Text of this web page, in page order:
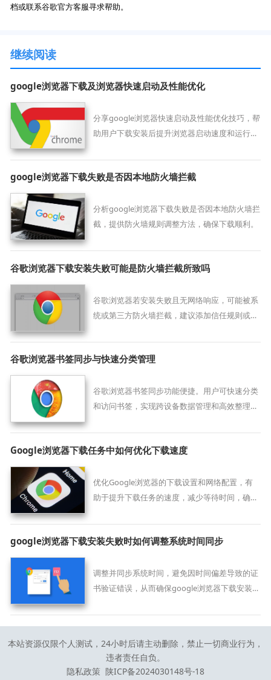
档或联系谷歌官方客服寻求帮助。
继续阅读
google浏览器下载及浏览器快速启动及性能优化
分享google浏览器快速启动及性能优化技巧，帮
助用户下载安装后提升浏览器启动速度和运行流
google浏览器下载失败是否因本地防火墙拦截
分析google浏览器下载失败是否因本地防火墙拦
截，提供防火墙规则调整方法，确保下载顺利。
谷歌浏览器下载安装失败可能是防火墙拦截所致吗
谷歌浏览器若安装失败且无网络响应，可能被系
统或第三方防火墙拦截，建议添加信任规则或临
谷歌浏览器书签同步与快速分类管理
谷歌浏览器书签同步功能便捷。用户可快速分类
和访问书签，实现跨设备数据管理和高效整理，
Google浏览器下载任务中如何优化下载速度
优化Google浏览器的下载设置和网络配置，有
助于提升下载任务的速度，减少等待时间，确保
google浏览器下载安装失败时如何调整系统时间同步
调整并同步系统时间，避免因时间偏差导致的证
书验证错误，从而确保google浏览器下载安装顺
本站资源仅限个人测试，24小时后请主动删除，禁止一切商业行为，
违者责任自负。
隐私政策 陕ICP备2024030148号-18